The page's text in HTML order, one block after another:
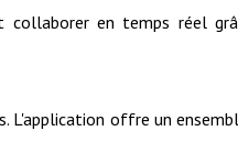
collaborer en temps réel
offre un